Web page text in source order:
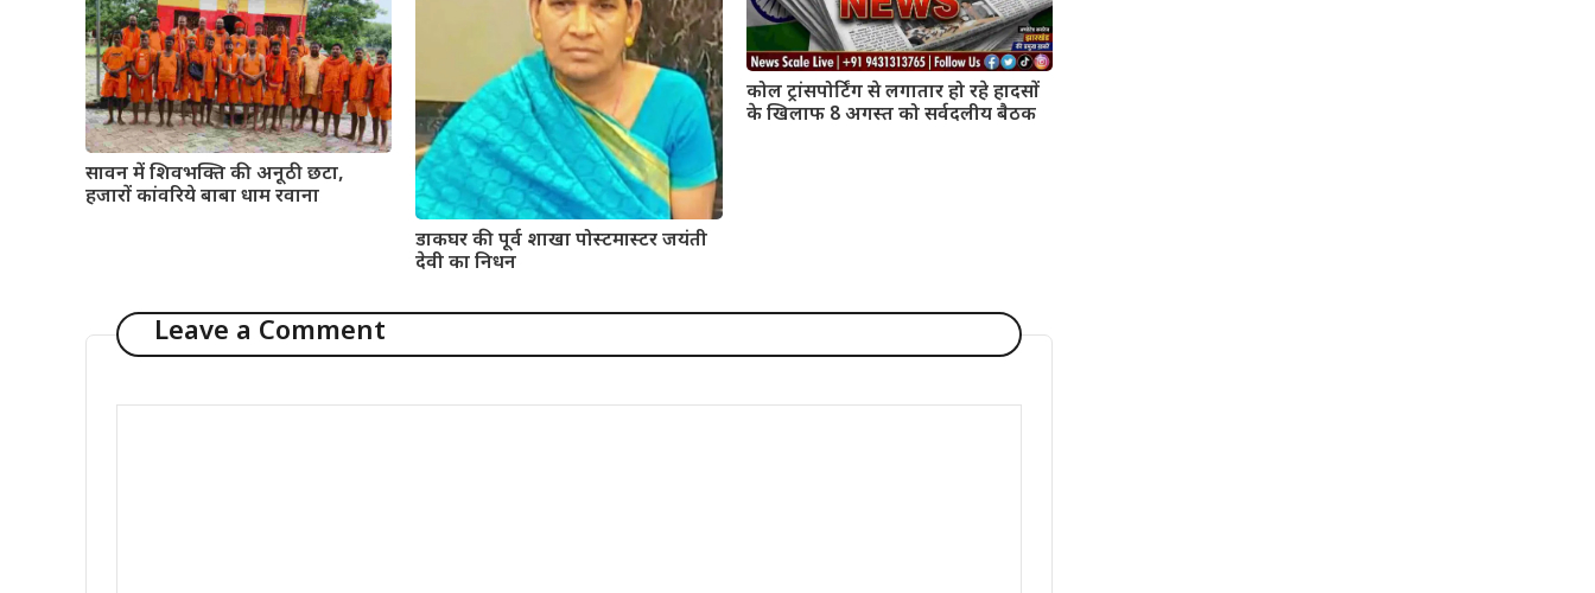
सावन में शिवभक्ति की अनूठी छटा,
हजारों कांवरिये बाबा धाम रवाना
डाकघर की पूर्व शाखा पोस्टमास्टर जयंती
देवी का निधन
कोल ट्रांसपोर्टिंग से लगातार हो रहे हादसों
के खिलाफ 8 अगस्त को सर्वदलीय बैठक
Leave a Comment